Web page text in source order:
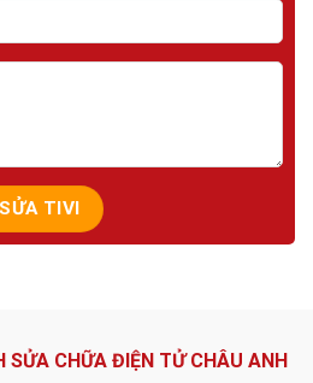
SỬA CHỮA ĐIỆN TỬ CHÂU ANH